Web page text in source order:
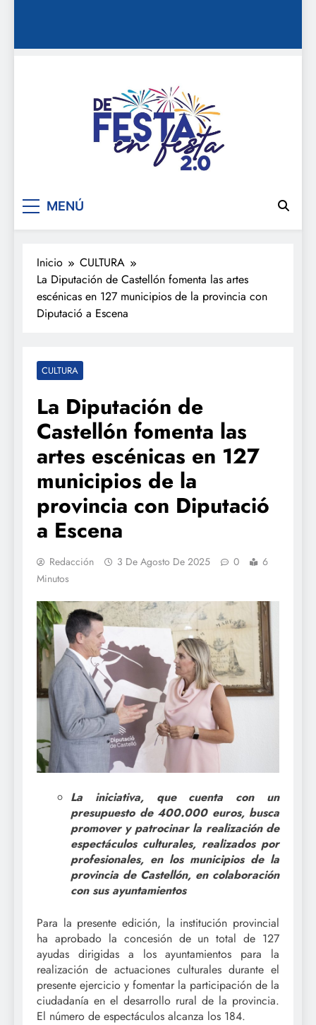
De festa en festa 2.0
MENÚ
Inicio
CULTURA
La Diputación de Castellón fomenta las artes
escénicas en 127 municipios de la provincia con
Diputació a Escena
CULTURA
La Diputación de
Castellón fomenta las
artes escénicas en 127
municipios de la
provincia con Diputació
a Escena
Redacción 3 De Agosto De 2025 0
6
Minutos
La iniciativa, que cuenta con un
presupuesto de 400.000 euros, busca
promover y patrocinar la realización de
espectáculos culturales, realizados por
profesionales, en los municipios de la
provincia de Castellón, en colaboración
con sus ayuntamientos
Para la presente edición, la institución provincial
ha aprobado la concesión de un total de 127
ayudas dirigidas a los ayuntamientos para la
realización de actuaciones culturales durante el
presente ejercicio y fomentar la participación de la
ciudadanía en el desarrollo rural de la provincia.
El número de espectáculos alcanza los 184.